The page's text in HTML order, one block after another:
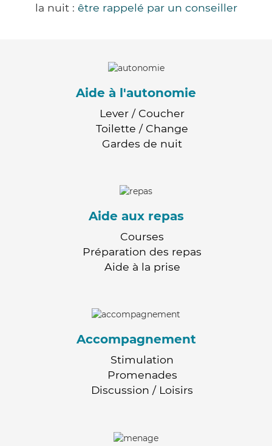
la nuit : être rappelé par un conseiller
Aide à l'autonomie
Lever / Coucher
Toilette / Change
Gardes de nuit
Aide aux repas
Courses
Préparation des repas
Aide à la prise
Accompagnement
Stimulation
Promenades
Discussion / Loisirs